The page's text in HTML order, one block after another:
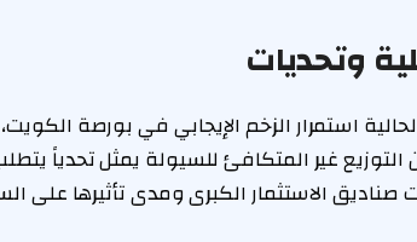
وتحديات
استمرار الزخم الإيجابي في بورصة
غير المتكافئ للسيولة يمثل تحدياً
الاستثمار الكبرى ومدى تأثيرها على